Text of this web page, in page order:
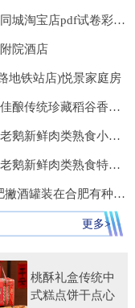
合肥打印资料书本印刷书籍装订简历同城淘宝店pdf试卷彩色a34讲义
院酒店
地铁站店)悦景家庭房
安徽合肥三河特产米酒四子同乐振宁佳酿传统珍藏稻谷香一箱两瓶
吴山贡鹅安徽合肥特产袋装真空卤味老鹅新鲜肉类熟食小吃包河发货
吴山贡鹅一只礼盒安徽合肥特产卤味老鹅新鲜肉类熟食特色小吃包邮
合肥丿酒（piě酒）精酿啤酒1L装合肥撇酒罐装在合肥有种局叫丿酒
更多>
桃酥礼盒传统中
式糕点饼干点心